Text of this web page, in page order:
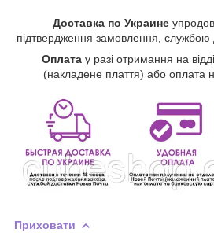
Доставка по Украине
підтвердження замовлення,
Оплата у разі отримання на
(накладене плаття) або оплата
Приховати